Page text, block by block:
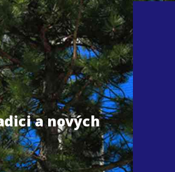
a nových